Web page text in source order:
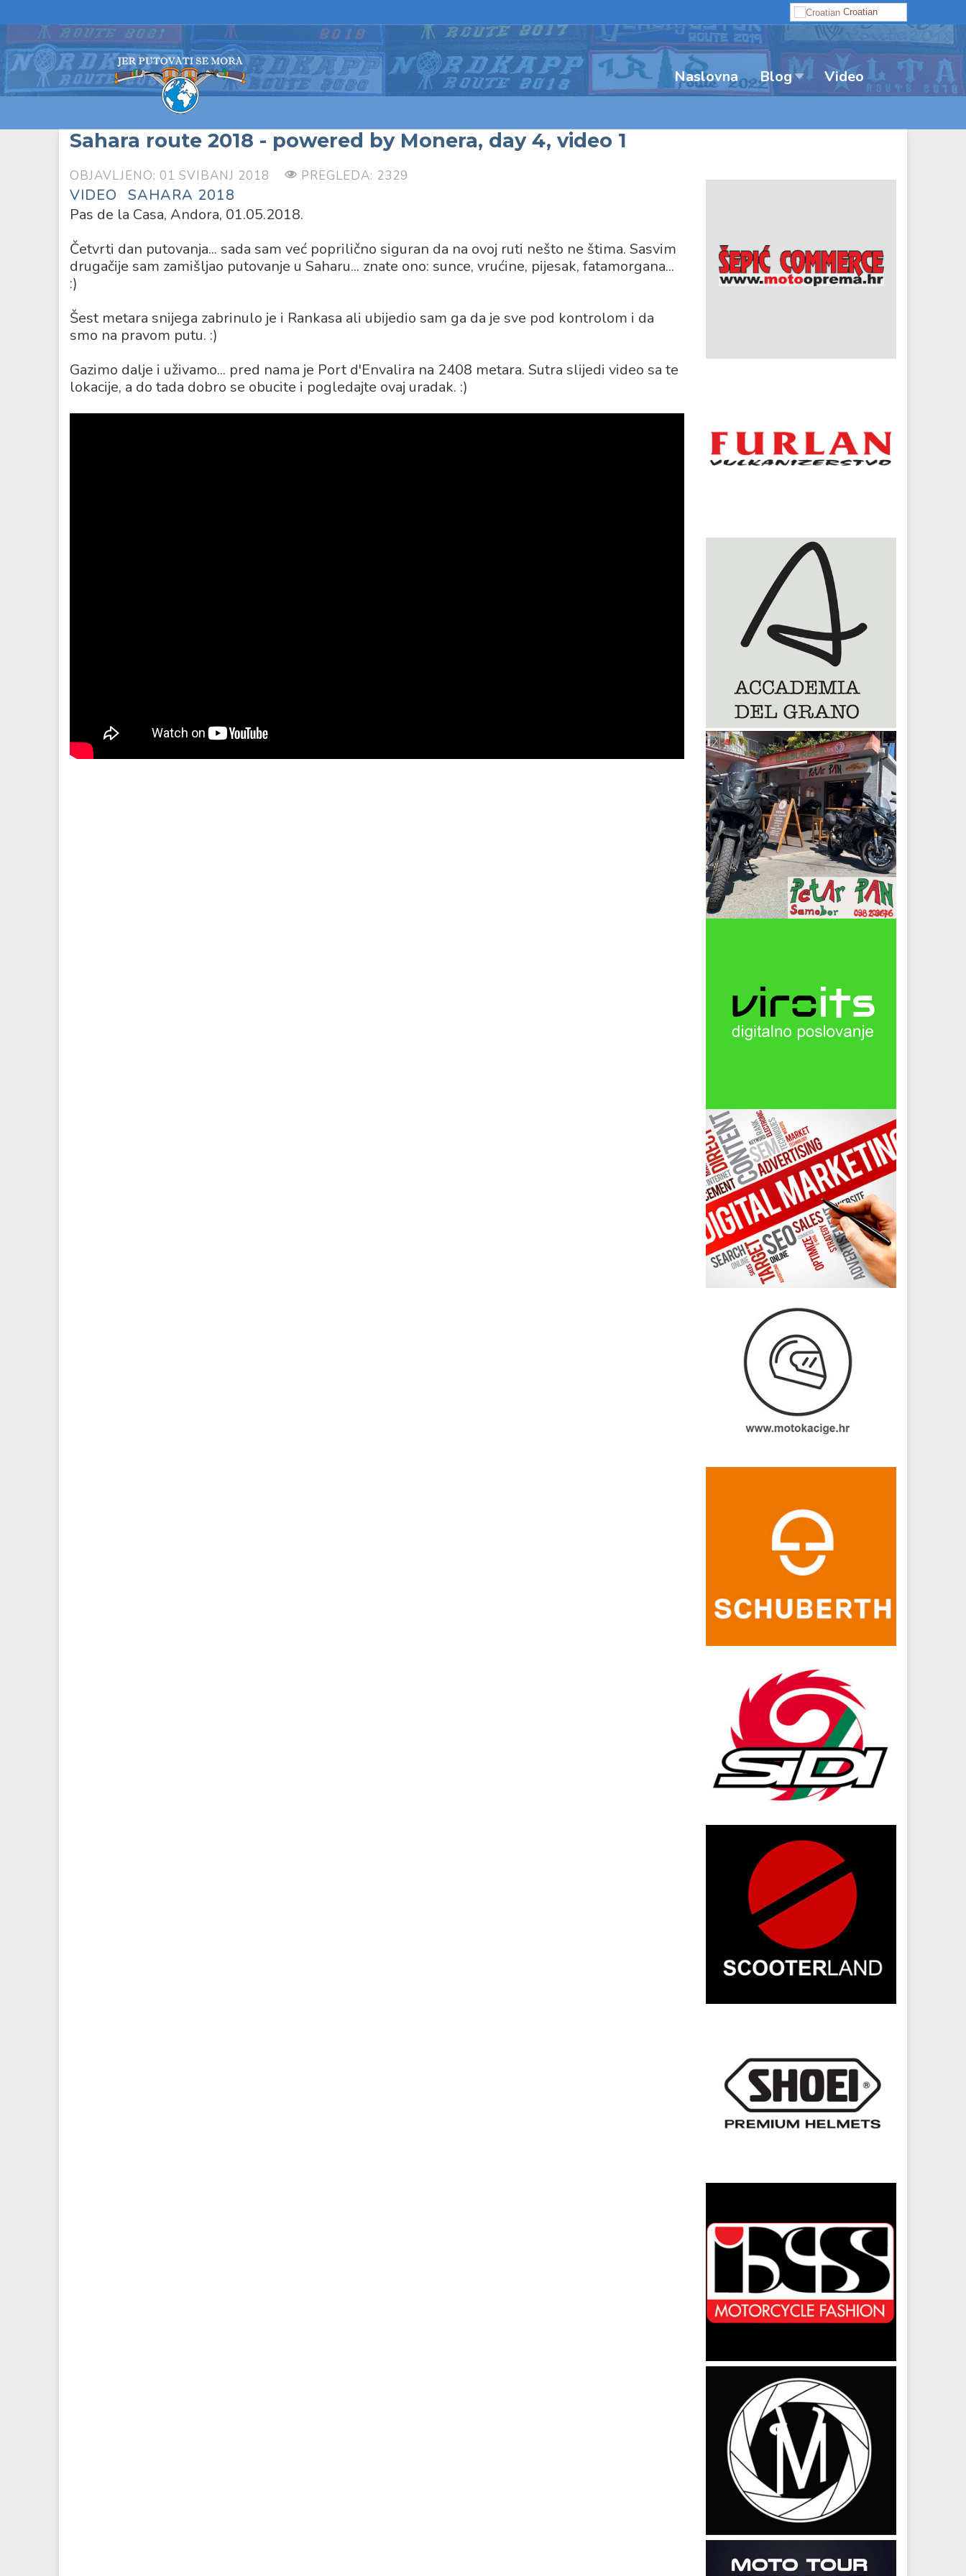
Croatian
Naslovna Blog Video
Sahara route 2018 - powered by Monera, day 4, video 1
OBJAVLJENO: 01 SVIBANJ 2018 PREGLEDA: 2329
VIDEO
SAHARA 2018
Pas de la Casa, Andora, 01.05.2018.
Četvrti dan putovanja... sada sam već poprilično siguran da na ovoj ruti nešto ne štima. Sasvim
drugačije sam zamišljao putovanje u Saharu... znate ono: sunce, vrućine, pijesak, fatamorgana...
:)
Šest metara snijega zabrinulo je i Rankasa ali ubijedio sam ga da je sve pod kontrolom i da
smo na pravom putu. :)
Gazimo dalje i uživamo... pred nama je Port d'Envalira na 2408 metara. Sutra slijedi video sa te
lokacije, a do tada dobro se obucite i pogledajte ovaj uradak. :)